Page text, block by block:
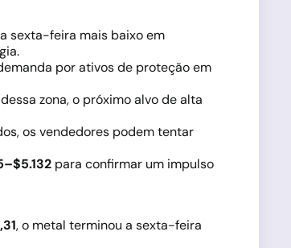
sexta-feira mais baixo em
por ativos de proteção em
zona, o próximo alvo de alta
os vendedores podem tentar
para confirmar um impulso
, o metal terminou a sexta-feira